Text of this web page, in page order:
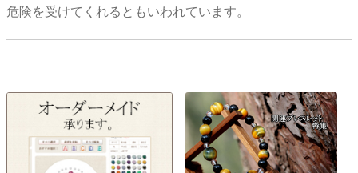
危険を受けてくれるともいわれています。